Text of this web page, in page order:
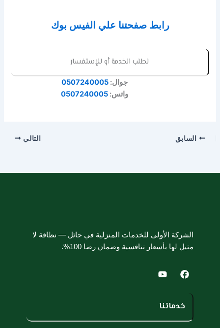
رابط صفحتنا علي الفيس بوك
لطلب الخدمة أو للإستفسار
جوال:0507240005
واتس:0507240005
السابق التالي
الشركة الأولى للخدمات المنزلية في حائل — نظافة لا
مثيل لها بأسعار تنافسية وضمان رضا 100%.
F
a
b
o
Y
o
u
e
خدماتنا